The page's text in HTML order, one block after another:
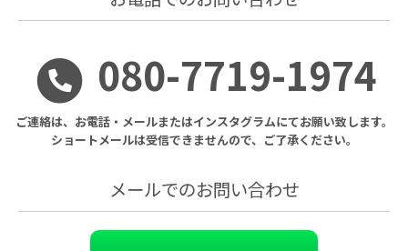
080-7719-1974
ご連絡は、お電話・メールまたはインスタグラムにてお願い致します。
ショートメールは受信できませんので、ご了承ください。
メールでのお問い合わせ